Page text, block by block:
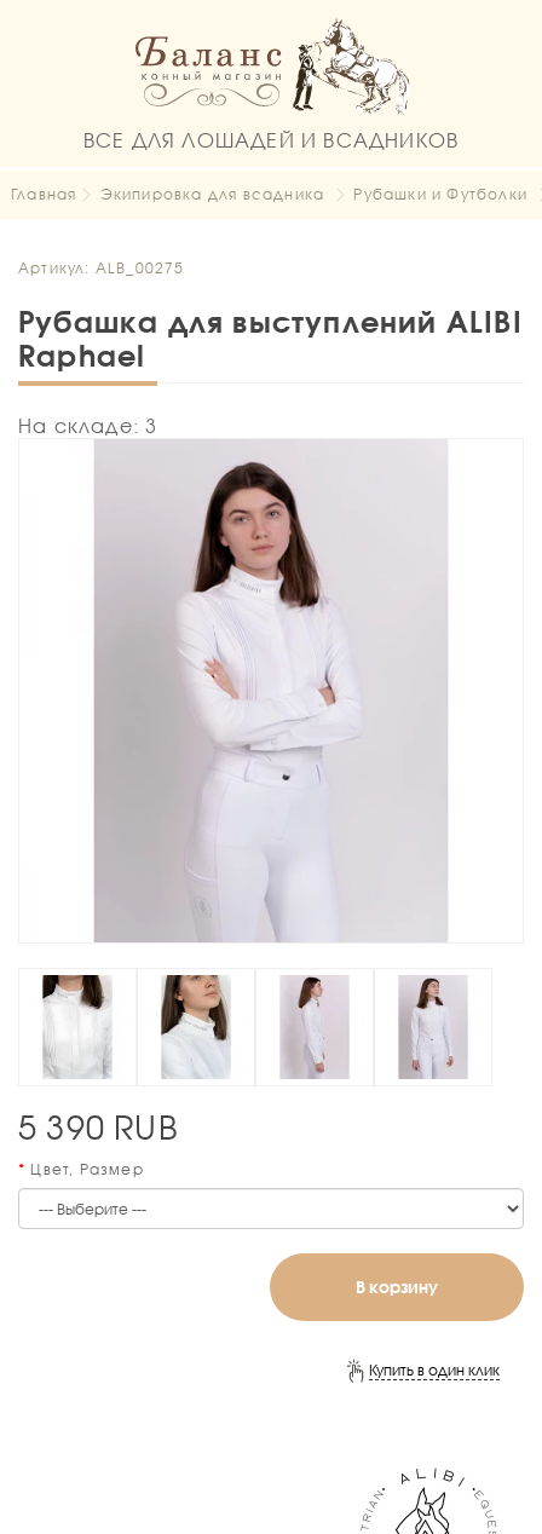
ВСЕ ДЛЯ ЛОШАДЕЙ И ВСАДНИКОВ
Главная Экипировка для всадника Рубашки и Футболки
Артикул: ALB_00275
Рубашка для выступлений ALIBI
Raphael
На складе: 3
5 390 RUB
Цвет, Размер
В корзину
Купить в один клик